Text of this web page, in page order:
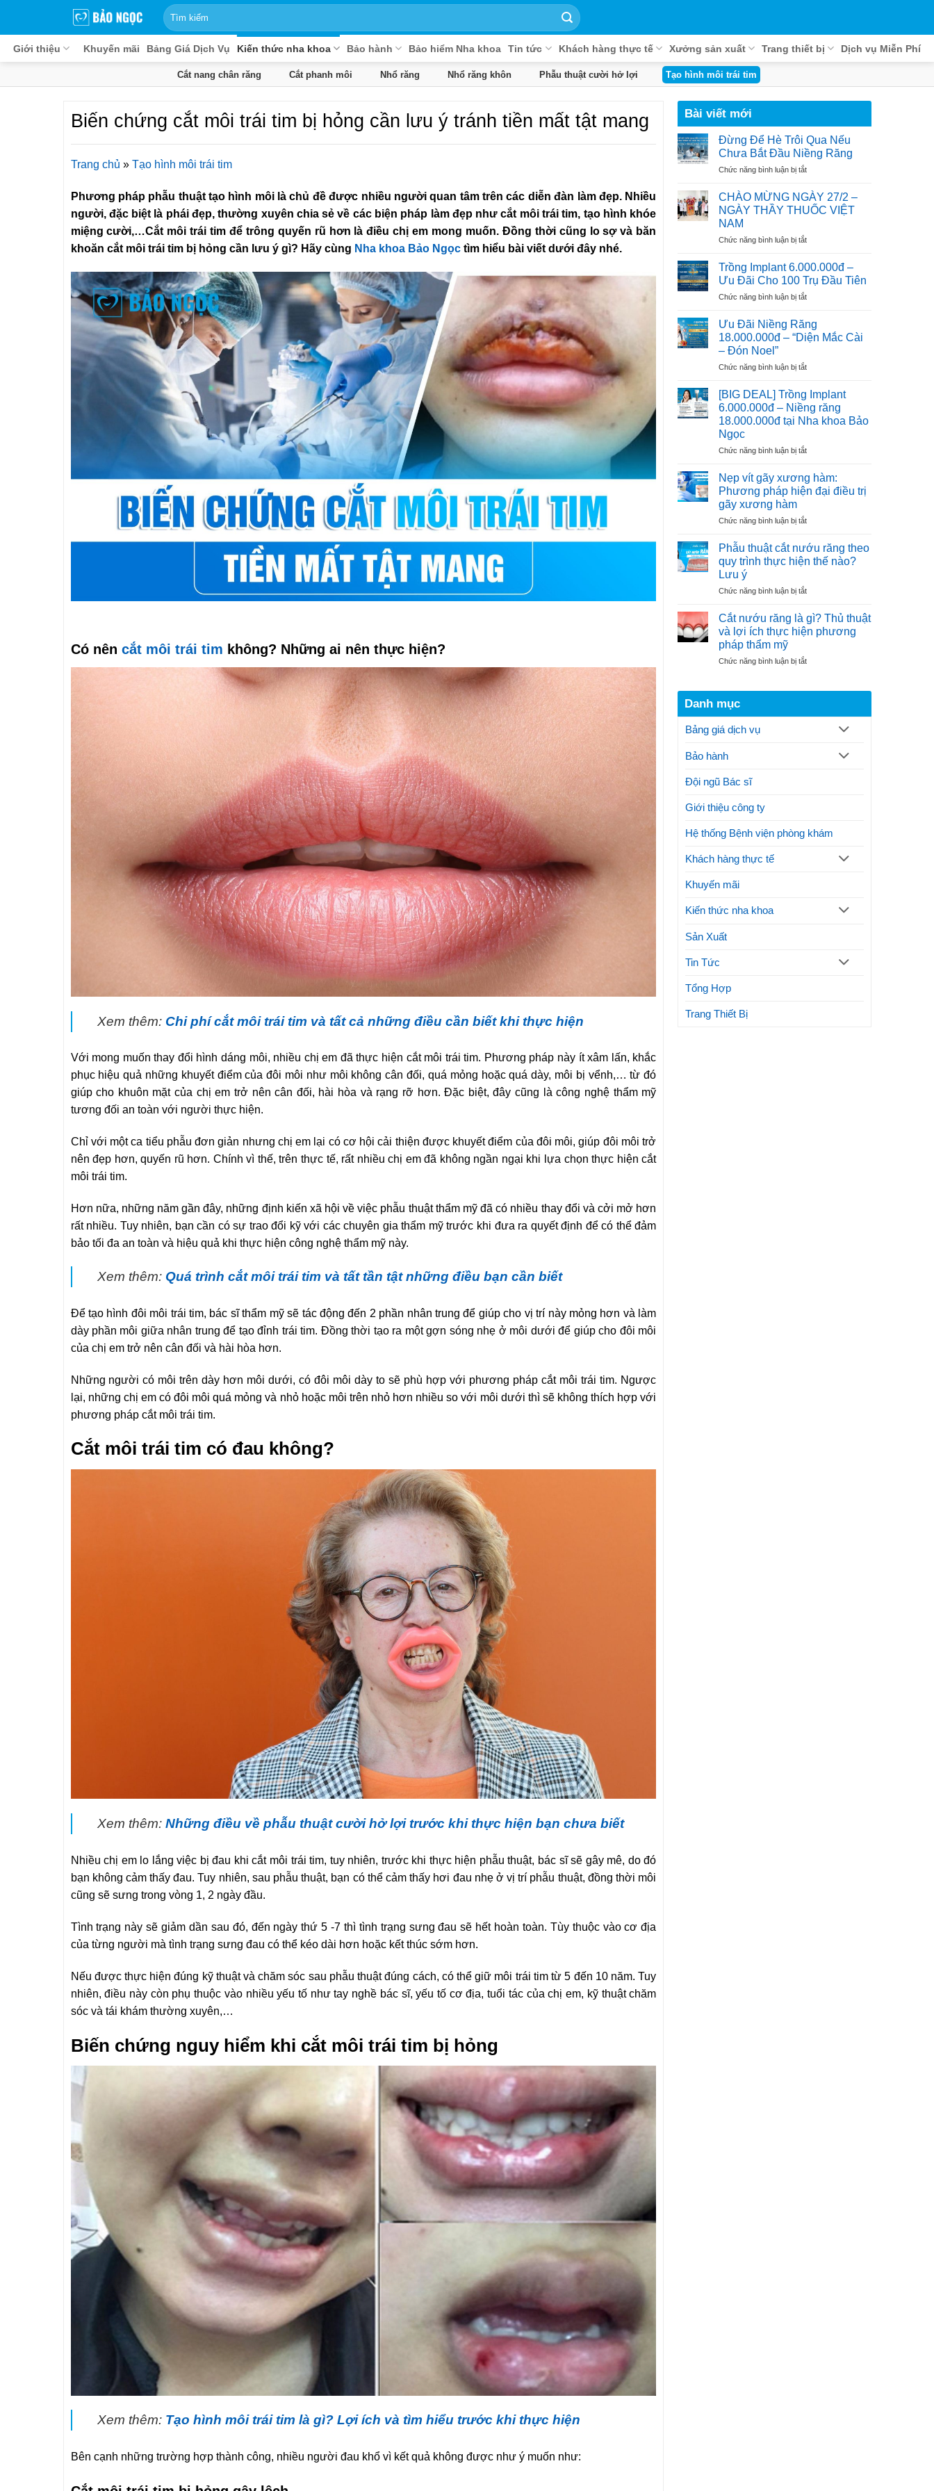
dung
Giới thiệu Khuyến mãi Bảng Giá Dịch Vụ Kiến thức nha khoa Bảo hành Bảo hiểm Nha khoa Tin tức Khách hàng thực tế Xưởng sản xuất Trang thiết bị Dịch vụ Miễn Phí
Cắt nang chân răng Cắt phanh môi Nhổ răng Nhổ răng khôn Phẫu thuật cười hở lợi Tạo hình môi trái tim
Biến chứng cắt môi trái tim bị hỏng cần lưu ý tránh tiền mất tật mang
Trang chủ » Tạo hình môi trái tim
Phương pháp phẫu thuật tạo hình môi là chủ đề được nhiều người quan tâm trên các diễn đàn làm đẹp. Nhiều
người, đặc biệt là phái đẹp, thường xuyên chia sẻ về các biện pháp làm đẹp như cắt môi trái tim, tạo hình khóe
miệng cười,…Cắt môi trái tim để trông quyến rũ hơn là điều chị em mong muốn. Đồng thời cũng lo sợ và băn
khoăn cắt môi trái tim bị hỏng cần lưu ý gì? Hãy cùng Nha khoa Bảo Ngọctìm hiểu bài viết dưới đây nhé.
Có nên cắt môi trái tim không? Những ai nên thực hiện?
Xem thêm: Chi phí cắt môi trái tim và tất cả những điều cần biết khi thực hiện
Với mong muốn thay đổi hình dáng môi, nhiều chị em đã thực hiện cắt môi trái tim. Phương pháp này ít xâm lấn, khắc
phục hiệu quả những khuyết điểm của đôi môi như môi không cân đối, quá mỏng hoặc quá dày, môi bị vểnh,… từ đó
giúp cho khuôn mặt của chị em trở nên cân đối, hài hòa và rạng rỡ hơn. Đặc biệt, đây cũng là công nghệ thẩm mỹ
tương đối an toàn với người thực hiện.
Chỉ với một ca tiểu phẫu đơn giản nhưng chị em lại có cơ hội cải thiện được khuyết điểm của đôi môi, giúp đôi môi trở
nên đẹp hơn, quyến rũ hơn. Chính vì thế, trên thực tế, rất nhiều chị em đã không ngần ngại khi lựa chọn thực hiện cắt
môi trái tim.
Hơn nữa, những năm gần đây, những định kiến xã hội về việc phẫu thuật thẩm mỹ đã có nhiều thay đổi và cởi mở hơn
rất nhiều. Tuy nhiên, bạn cần có sự trao đổi kỹ với các chuyên gia thẩm mỹ trước khi đưa ra quyết định để có thể đảm
bảo tối đa an toàn và hiệu quả khi thực hiện công nghệ thẩm mỹ này.
Xem thêm: Quá trình cắt môi trái tim và tất tần tật những điều bạn cần biết
Để tạo hình đôi môi trái tim, bác sĩ thẩm mỹ sẽ tác động đến 2 phần nhân trung để giúp cho vị trí này mỏng hơn và làm
dày phần môi giữa nhân trung để tạo đỉnh trái tim. Đồng thời tạo ra một gợn sóng nhẹ ở môi dưới để giúp cho đôi môi
của chị em trở nên cân đối và hài hòa hơn.
Những người có môi trên dày hơn môi dưới, có đôi môi dày to sẽ phù hợp với phương pháp cắt môi trái tim. Ngược
lại, những chị em có đôi môi quá mỏng và nhỏ hoặc môi trên nhỏ hơn nhiều so với môi dưới thì sẽ không thích hợp với
phương pháp cắt môi trái tim.
Cắt môi trái tim có đau không?
Xem thêm: Những điều về phẫu thuật cười hở lợi trước khi thực hiện bạn chưa biết
Nhiều chị em lo lắng việc bị đau khi cắt môi trái tim, tuy nhiên, trước khi thực hiện phẫu thuật, bác sĩ sẽ gây mê, do đó
bạn không cảm thấy đau. Tuy nhiên, sau phẫu thuật, bạn có thể cảm thấy hơi đau nhẹ ở vị trí phẫu thuật, đồng thời môi
cũng sẽ sưng trong vòng 1, 2 ngày đầu.
Tình trạng này sẽ giảm dần sau đó, đến ngày thứ 5 -7 thì tình trạng sưng đau sẽ hết hoàn toàn. Tùy thuộc vào cơ địa
của từng người mà tình trạng sưng đau có thể kéo dài hơn hoặc kết thúc sớm hơn.
Nếu được thực hiện đúng kỹ thuật và chăm sóc sau phẫu thuật đúng cách, có thể giữ môi trái tim từ 5 đến 10 năm. Tuy
nhiên, điều này còn phụ thuộc vào nhiều yếu tố như tay nghề bác sĩ, yếu tố cơ địa, tuổi tác của chị em, kỹ thuật chăm
sóc và tái khám thường xuyên,…
Biến chứng nguy hiểm khi cắt môi trái tim bị hỏng
Xem thêm: Tạo hình môi trái tim là gì? Lợi ích và tìm hiểu trước khi thực hiện
Bên cạnh những trường hợp thành công, nhiều người đau khổ vì kết quả không được như ý muốn như:
Bài viết mới
Đừng Để Hè Trôi Qua Nếu
Chưa Bắt Đầu Niềng Răng
Chức năng bình luận bị tắtở
Để
Hè
Trôi
Nếu
Bắt
Đầu
Niềng
Răng
CHÀO MỪNG NGÀY 27/2 –
NGÀY THẦY THUỐC VIỆT
NAM
Chức năng bình luận bị tắtở
MỪNG
NGÀY
27/2
–
THẦY
THUỐC
VIỆT
Trồng Implant 6.000.000đ –
Ưu Đãi Cho 100 Trụ Đầu Tiên
Chức năng bình luận bị tắtở
6.000.000đ
–
Đãi
100
Đầu
Tiên
Ưu Đãi Niềng Răng
18.000.000đ – “Diện Mắc Cài
– Đón Noel”
Chức năng bình luận bị tắtở
Đãi
Niềng
Răng
18.000.000đ
“Diện
Cài
–
Đón
[BIG DEAL] Trồng Implant
6.000.000đ – Niềng răng
18.000.000đ tại Nha khoa Bảo
Ngọc
Chức năng bình luận bị tắtở
DEAL]
Trồng
Implant
–
răng
18.000.000đ
tại
khoa
Ngọc
Nẹp vít gãy xương hàm:
Phương pháp hiện đại điều trị
gãy xương hàm
Chức năng bình luận bị tắtở
vít
gãy
xương
Phương
hiện
đại
điều
gãy
Phẫu thuật cắt nướu răng theo
quy trình thực hiện thế nào?
Lưu ý
Chức năng bình luận bị tắtở
thuật
cắt
nướu
theo
Cắt nướu răng là gì? Thủ thuật
và lợi ích thực hiện phương
pháp thẩm mỹ
Chức năng bình luận bị tắtở
gì?
thẩm
Danh mục
Bảng giá dịch vụ
Bảo hành
Đội ngũ Bác sĩ
Giới thiệu công ty
Hệ thống Bệnh viện phòng khám
Khách hàng thực tế
Khuyến mãi
Kiến thức nha khoa
Sản Xuất
Tin Tức
Tổng Hợp
Trang Thiết Bị